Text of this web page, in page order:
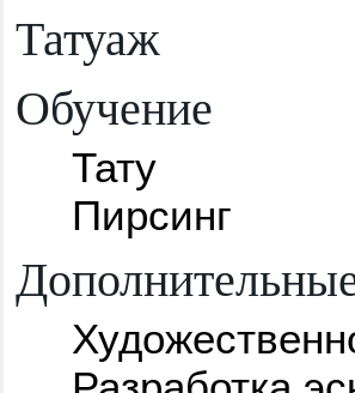
Татуаж
Обучение
Тату
Пирсинг